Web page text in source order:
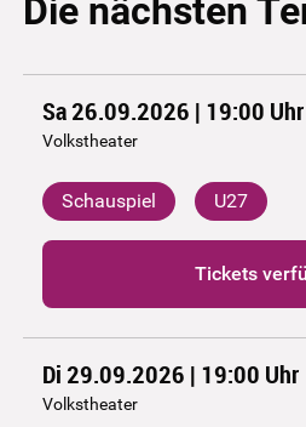
Die nächsten
Sa 26.09.2026 | 19:00 Uhr
Volkstheater
Schauspiel U27
Tickets
Di 29.09.2026 | 19:00 Uhr
Volkstheater